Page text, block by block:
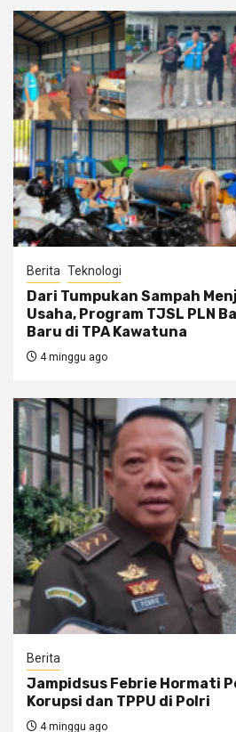
Berita Teknologi
Dari Tumpukan Sampah
Usaha, Program TJSL PLN
Baru di TPA Kawatuna
4 minggu ago
Berita
Jampidsus Febrie Hormati
Korupsi dan TPPU di Polri
4 minggu ago